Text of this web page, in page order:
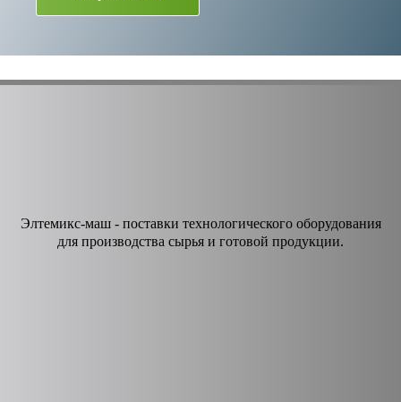
Элтемикс-маш - поставки технологического оборудования
для производства сырья и готовой продукции.